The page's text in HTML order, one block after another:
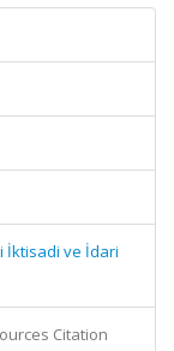
İktisadi ve İdari
Citation